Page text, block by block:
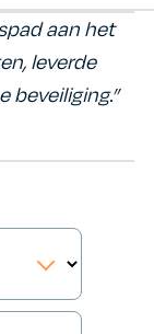
aan het
leverde
beveiliging.”